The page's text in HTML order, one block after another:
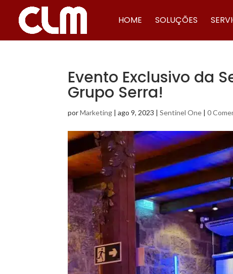
HOME SOLUÇÕES
Evento Exclusivo da
Grupo Serra!
porMarketing |ago 9, 2023 |Sentinel One |0